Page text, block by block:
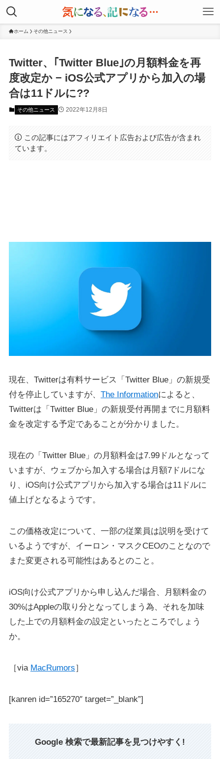
ホーム その他ニュース
Twitter、｢Twitter Blue｣の月額料金を再
度改定か − iOS公式アプリから加入の場
合は11ドルに??
その他ニュース 2022年12月8日
この記事にはアフィリエイト広告および広告が含まれ
ています。
現在、Twitterは有料サービス「Twitter Blue」の新規受
付を停止していますが、 The Informationによると、
Twitterは「Twitter Blue」の新規受付再開までに月額料
金を改定する予定であることが分かりました。
現在の「Twitter Blue」の月額料金は7.99ドルとなって
いますが、ウェブから加入する場合は月額7ドルにな
り、iOS向け公式アプリから加入する場合は11ドルに
値上げとなるようです。
この価格改定について、一部の従業員は説明を受けて
いるようですが、イーロン・マスクCEOのことなので
また変更される可能性はあるとのこと。
iOS向け公式アプリから申し込んだ場合、月額料金の
30%はAppleの取り分となってしまう為、それを加味
した上での月額料金の設定といったところでしょう
か。
［via MacRumors］
[kanren id=”165270″ target=”_blank”]
Google 検索で最新記事を見つけやすく!